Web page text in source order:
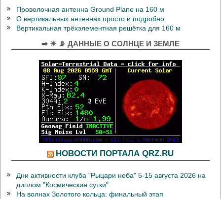
Проволочная антенна Ground Plane на 160 м
О вертикальных антеннах просто и подробно
Вертикальная трёхэлементная решётка для 160 м
➡ ☀ 📡 ДАННЫЕ О СОЛНЦЕ И ЗЕМЛЕ
НОВОСТИ ПОРТАЛА QRZ.RU
Дни активности клуба "Рыцари неба" 5-15 августа 2026 на
диплом "Космические сутки"
На волнах Золотого кольца: финальный этап